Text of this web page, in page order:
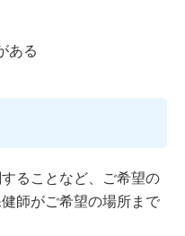
ある
ることなど、ご希望の
師がご希望の場所まで